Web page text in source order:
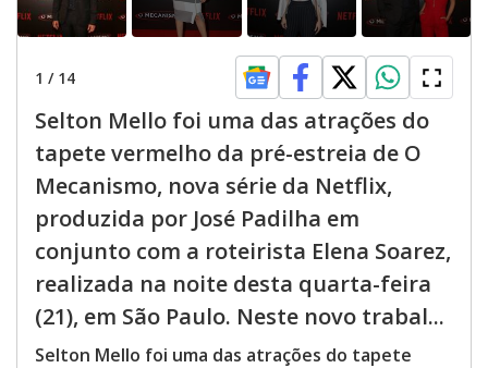
1 / 14
Selton Mello foi uma das atrações do
tapete vermelho da pré-estreia de O
Mecanismo, nova série da Netflix,
produzida por José Padilha em
conjunto com a roteirista Elena Soarez,
realizada na noite desta quarta-feira
(21), em São Paulo. Neste novo trabal...
Selton Mello foi uma das atrações do tapete